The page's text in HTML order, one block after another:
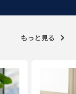
もっと見る